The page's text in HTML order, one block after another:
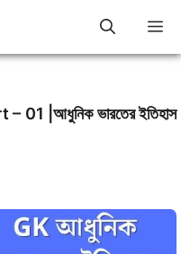
|আধুনিক ভারতের ইতিহাস